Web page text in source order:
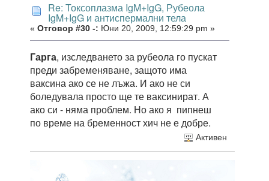
Re: Токсоплазма IgM+IgG, Рубеола
IgM+IgG и антиспермални тела
« Отговор #30 -: Юни 20, 2009, 12:59:29 pm »
Гарга, изследването за рубеола го пускат
преди забременяване, защото има
ваксина ако се не лъжа. И ако не си
боледувала просто ще те ваксинират. А
ако си - няма проблем. Но ако я пипнеш
по време на бременност хич не е добре.
Активен